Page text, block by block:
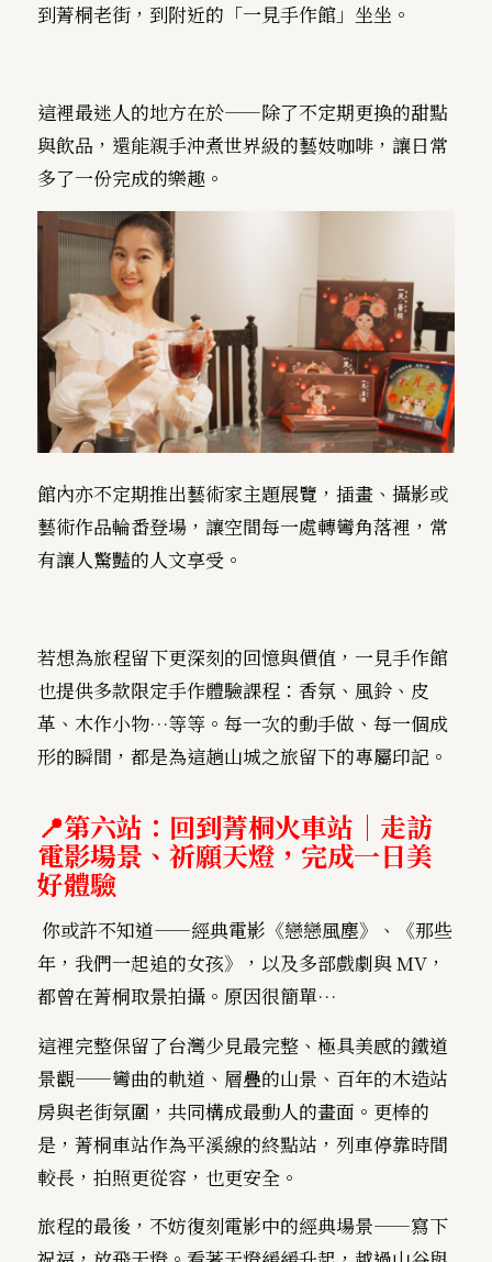
到菁桐老街，到附近的「一見手作館」坐坐。
這裡最迷人的地方在於——除了不定期更換的甜點
與飲品，還能親手沖煮世界級的藝妓咖啡，讓日常
多了一份完成的樂趣。
館內亦不定期推出藝術家主題展覽，插畫、攝影或
藝術作品輪番登場，讓空間每一處轉彎角落裡，常
有讓人驚豔的人文享受。
若想為旅程留下更深刻的回憶與價值，一見手作館
也提供多款限定手作體驗課程：香氛、風鈴、皮
革、木作小物…等等。每一次的動手做、每一個成
形的瞬間，都是為這趟山城之旅留下的專屬印記。
📍第六站：回到菁桐火車站｜走訪
電影場景、祈願天燈，完成一日美
好體驗
你或許不知道——經典電影《戀戀風塵》、《那些
年，我們一起追的女孩》，以及多部戲劇與 MV，
都曾在菁桐取景拍攝。原因很簡單…
這裡完整保留了台灣少見最完整、極具美感的鐵道
景觀——彎曲的軌道、層疊的山景、百年的木造站
房與老街氛圍，共同構成最動人的畫面。更棒的
是，菁桐車站作為平溪線的終點站，列車停靠時間
較長，拍照更從容，也更安全。
旅程的最後，不妨復刻電影中的經典場景——寫下